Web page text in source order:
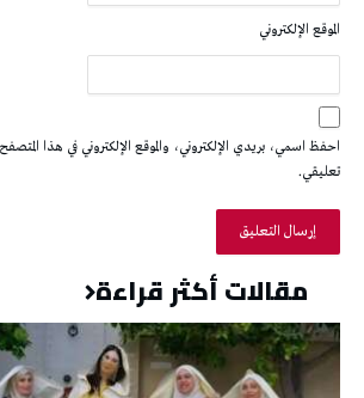
الموقع الإلكتروني
احفظ اسمي، بريدي الإلكتروني، والموقع الإلكتروني في هذا المتصفح
تعليقي.
مقالات أكثر قراءة